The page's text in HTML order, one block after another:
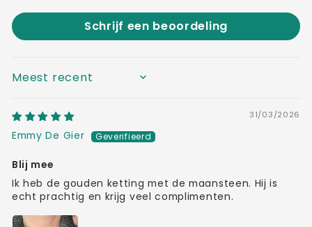
Schrijf een beoordeling
SORT BY
31/03/2026
Emmy De Gier
Blij mee
Ik heb de gouden ketting met de maansteen. Hij is
echt prachtig en krijg veel complimenten.